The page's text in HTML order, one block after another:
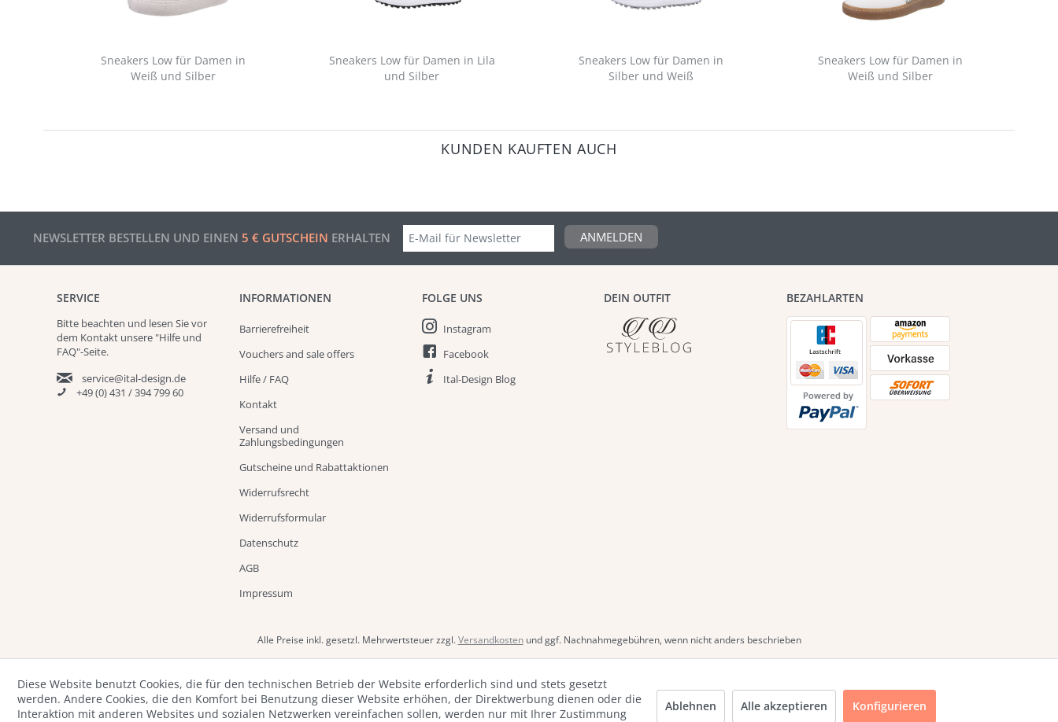
Sneakers Low für Damen in
Weiß und Silber
Sneakers Low für Damen in Lila
und Silber
Sneakers Low für Damen in
Silber und Weiß
Sneakers Low für Damen in
Weiß und Silber
KUNDEN KAUFTEN AUCH
NEWSLETTER BESTELLEN UND EINEN 5 € GUTSCHEIN ERHALTEN ANMELDEN
SERVICE
Bitte beachten und lesen Sie vor
dem Kontakt unsere "Hilfe und
FAQ"-Seite.
service@ital-design.de
+49 (0) 431 / 394 799 60
INFORMATIONEN
Barrierefreiheit
Vouchers and sale offers
Hilfe / FAQ
Kontakt
Versand und
Zahlungsbedingungen
Gutscheine und Rabattaktionen
Widerrufsrecht
Widerrufsformular
Datenschutz
AGB
Impressum
FOLGE UNS
Instagram
Facebook
Ital-Design Blog
DEIN OUTFIT BEZAHLARTEN
Alle Preise inkl. gesetzl. Mehrwertsteuer zzgl.Versandkostenund ggf. Nachnahmegebühren, wenn nicht anders beschrieben
Diese Website benutzt Cookies, die für den technischen Betrieb der Website erforderlich sind und stets gesetzt
werden. Andere Cookies, die den Komfort bei Benutzung dieser Website erhöhen, der Direktwerbung dienen oder die
Interaktion mit anderen Websites und sozialen Netzwerken vereinfachen sollen, werden nur mit Ihrer Zustimmung
Ablehnen Alle akzeptieren Konfigurieren